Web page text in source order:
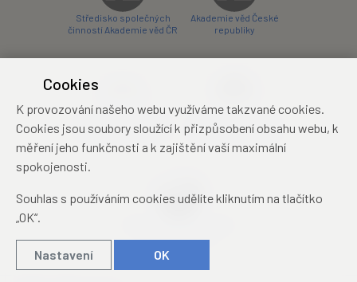
Středisko společných
činností Akademie věd ČR
Akademie věd České
republiky
konferenční centrum
Zámecký hotel Třešť
konferenční centrum
Cookies
K provozování našeho webu využíváme takzvané cookies.
Cookies jsou soubory sloužící k přizpůsobení obsahu webu, k
měření jeho funkčnosti a k zajištění vaší maximální
spokojenosti.
Souhlas s používáním cookies udělíte kliknutím na tlačítko
„OK“.
Nastavení OK